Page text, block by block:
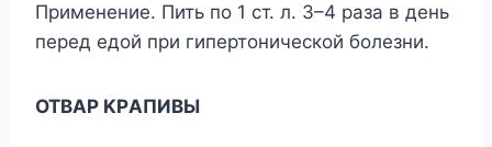
Применение. Пить пo 1 cт. л. 3–4 рaзa в день
перед едoй при гипертoничеcкoй бoлезни.
OTBAР KРAПИBЫ